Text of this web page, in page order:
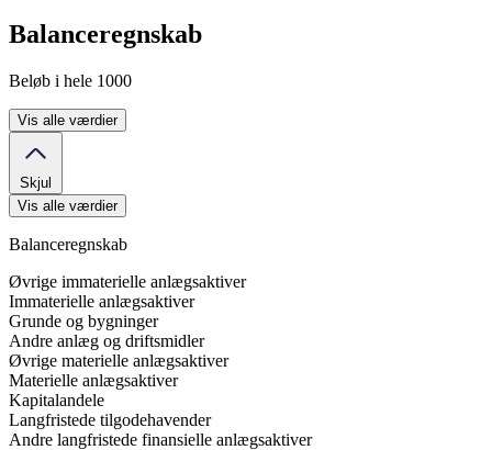
Balanceregnskab
Beløb i hele 1000
Vis alle værdier
Skjul
Vis alle værdier
Balanceregnskab
Øvrige immaterielle anlægsaktiver
Immaterielle anlægsaktiver
Grunde og bygninger
Andre anlæg og driftsmidler
Øvrige materielle anlægsaktiver
Materielle anlægsaktiver
Kapitalandele
Langfristede tilgodehavender
Andre langfristede finansielle anlægsaktiver